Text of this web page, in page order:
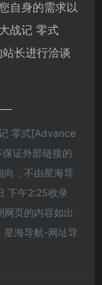
自身的需求以
战记 零式
长进行洽谈
零式[Advance
证外部链接的
向，不由星海导
下午2:25收录
页的内容如出
星海导航-网址导